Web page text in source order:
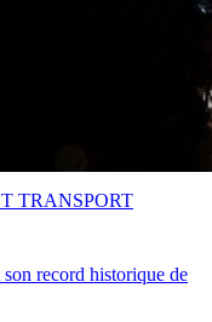
record historique de
TRANSPORT